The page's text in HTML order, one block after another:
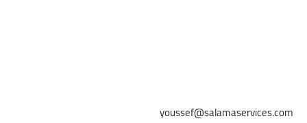
youssef@salamaservices.com